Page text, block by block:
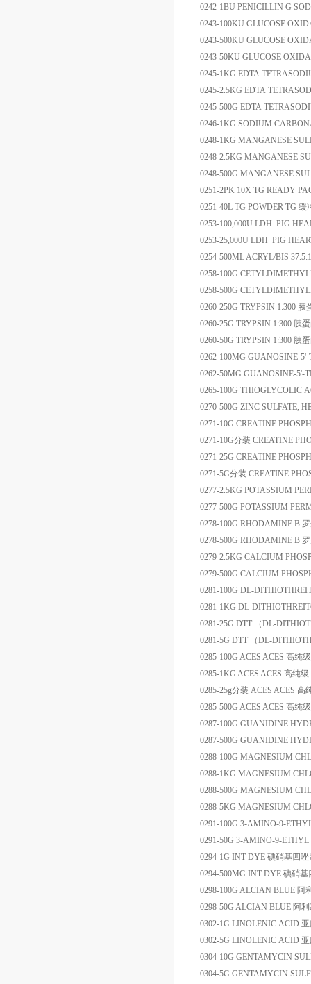
0242-1BU PENICILLIN G
0243-100KU GLUCOSE
0243-500KU GLUCOSE
0243-50KU GLUCOSE
0245-1KG EDTA
0245-2.5KG EDTA
0245-500G EDTA
0246-1KG SODIUM
0248-1KG MANGANESE
0248-2.5KG MANGANESE
0248-500G MANGANESE
0251-2PK 10X TG READY
0251-40L TG POWDER TG 缓
0253-100,000U LDH PIG
0253-25,000U LDH PIG
0254-500MLACRYL/BIS
0258-100G
0258-500G
0260-250G TRYPSIN 1:300 胰
0260-25G TRYPSIN 1:300 胰
0260-50G TRYPSIN 1:300 胰
0262-100MG GUANOSINE-5'-
0262-50MG GUANOSINE-5'-
0265-100G THIOGLYCOLIC
0270-500G ZINC SULFATE,
0271-10G CREATINE
0271-10G分装 CREATINE
0271-25G CREATINE
0271-5G分装 CREATINE
0277-2.5KG POTASSIUM
0277-500G POTASSIUM
0278-100G RHODAMINE B
0278-500G RHODAMINE B
0279-2.5KG CALCIUM
0279-500G CALCIUM
0281-100G DL-
0281-1KG DL-
0281-25G DTT （DL-
0281-5G DTT （DL-
0285-100G ACES ACES 高纯级
0285-1KG ACES ACES 高纯级
0285-25g分装 ACES ACES 高
0285-500G ACES ACES 高纯级
0287-100G GUANIDINE
0287-500G GUANIDINE
0288-100G MAGNESIUM
0288-1KG MAGNESIUM
0288-500G MAGNESIUM
0288-5KG MAGNESIUM
0291-100G 3-AMINO-9-
0291-50G 3-AMINO-9-ETHYL
0294-1G INT DYE 碘硝基四唑
0294-500MG INT DYE 碘硝基
0298-100G ALCIAN BLUE 阿
0298-50G ALCIAN BLUE 阿
0302-1G LINOLENIC ACID
0302-5G LINOLENIC ACID
0304-10G GENTAMYCIN
0304-5G GENTAMYCIN